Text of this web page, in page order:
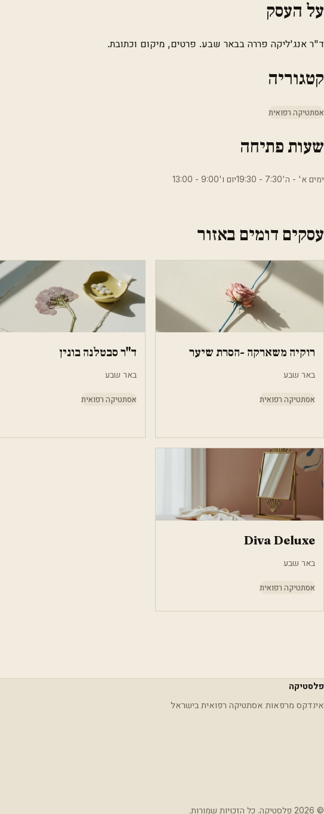
על העסק
ד"ר אנג'ליקה פררה בבאר שבע. פרטים, מיקום וכתובת.
קטגוריה
אסתטיקה רפואית
שעות פתיחה
ימים א' - ה'7:30 - 19:30יום ו'9:00 - 13:00
עסקים דומים באזור
רוקיה משארקה -הסרת שיער
באר שבע
אסתטיקה רפואית
ד"ר סבטלנה בונין
באר שבע
אסתטיקה רפואית
Diva Deluxe
באר שבע
אסתטיקה רפואית
פלסטיקה
אינדקס מרפאות אסתטיקה רפואית בישראל
© 2026 פלסטיקה. כל הזכויות שמורות.